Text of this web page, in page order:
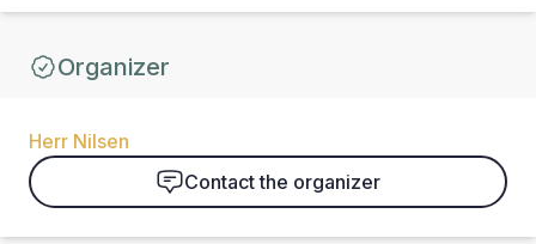
Organizer
Herr Nilsen
Contact the organizer